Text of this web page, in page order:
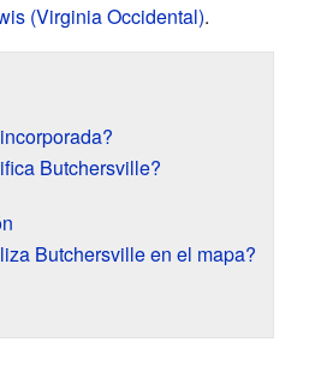
(Virginia Occidental).
Butchersville?
Butchersville en el mapa?